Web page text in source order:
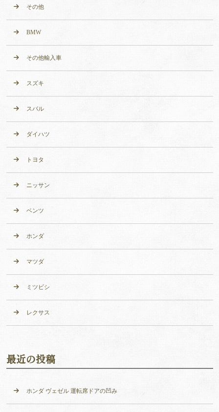
その他
BMW
その他輸入車
スズキ
スバル
ダイハツ
トヨタ
ニッサン
ベンツ
ホンダ
マツダ
ミツビシ
レクサス
最近の投稿
ホンダ ヴェゼル 運転席ドアの凹み